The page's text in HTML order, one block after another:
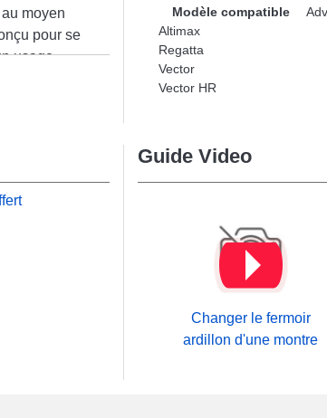
moyen
pour se
usage
un
comme :
de la
chaque
Modèle compatible
Altimax
Regatta
Vector
Vector HR
Guide Video
Changer le fermoir
ardillon d'une montre